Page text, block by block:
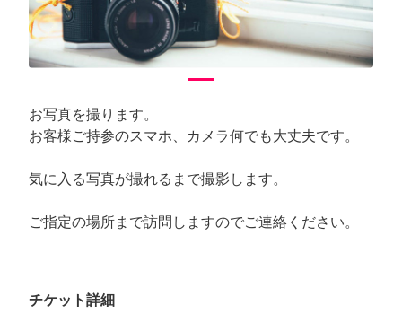
お写真を撮ります。
お客様ご持参のスマホ、カメラ何でも大丈夫です。
気に入る写真が撮れるまで撮影します。
ご指定の場所まで訪問しますのでご連絡ください。
チケット詳細